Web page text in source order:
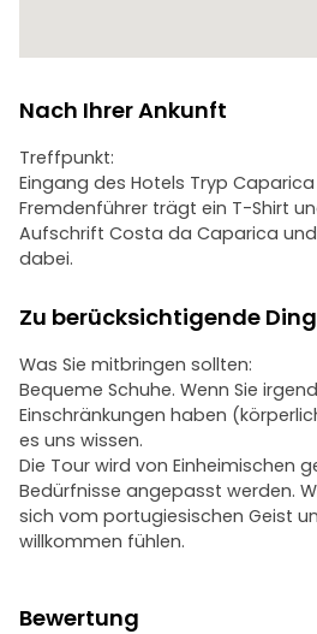
Nach Ihrer Ankunft
Treffpunkt:
Eingang des Hotels Tryp Caparica
Fremdenführer trägt ein T-Shirt
Aufschrift Costa da Caparica
dabei.
Zu berücksichtigende
Was Sie mitbringen sollten:
Bequeme Schuhe. Wenn Sie
Einschränkungen haben
es uns wissen.
Die Tour wird von Einheimischen
Bedürfnisse angepasst werden.
sich vom portugiesischen Geist
willkommen fühlen.
Bewertung